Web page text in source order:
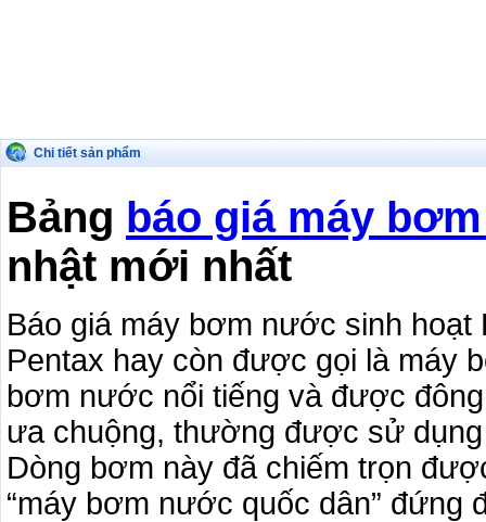
Chi tiết sản phẩm
Bảng báo giá máy
nhật mới nhất
Báo giá máy bơm nước sinh hoạt
Pentax hay còn được gọi là máy
bơm nước nổi tiếng và được
ưa chuộng, thường được sử
Dòng bơm này đã chiếm trọn
“máy bơm nước quốc dân” đứng